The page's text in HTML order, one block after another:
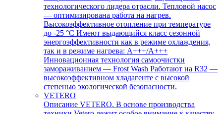
технологического лидера отрасли. Тепловой насос
— оптимизирована работа на нагрев.
Высокоэффективное отопление при температуре
до -25 °С Имеют выдающийся класс сезонной
энергоэффективности как в режиме охлаждения,
так и в режиме нагрева: А+++/A+++
Инновационная технология самоочистки
замораживанием — Frost Wash Работают на R32 —
высокоэффективном хладагенте с высокой
степенью экологической безопасности.
VETERO
Описание VETERO. В основе производства